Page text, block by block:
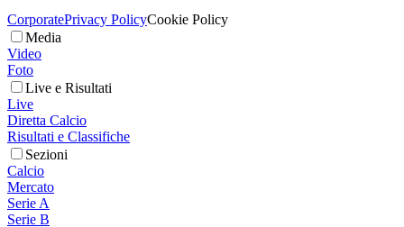
CorporatePrivacy PolicyCookie Policy
Media
Video
Foto
Live e Risultati
Live
Diretta Calcio
Risultati e Classifiche
Sezioni
Calcio
Mercato
Serie A
Serie B